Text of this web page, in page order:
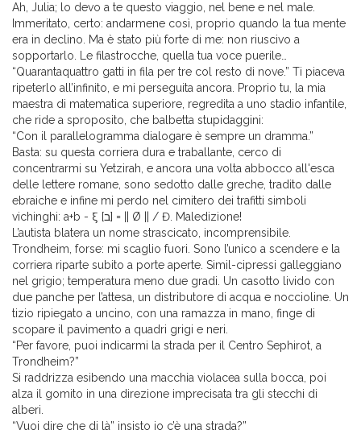
Ah, Julia; lo devo a te questo viaggio, nel bene e nel male.
Immeritato, certo: andarmene così, proprio quando la tua mente
era in declino. Ma è stato più forte di me: non riuscivo a
sopportarlo. Le filastrocche, quella tua voce puerile…
“Quarantaquattro gatti in fila per tre col resto di nove.” Ti piaceva
ripeterlo all’infinito, e mi perseguita ancora. Proprio tu, la mia
maestra di matematica superiore, regredita a uno stadio infantile,
che ride a sproposito, che balbetta stupidaggini:
“Con il parallelogramma dialogare è sempre un dramma.”
Basta: su questa corriera dura e traballante, cerco di
concentrarmi su Yetzirah, e ancora una volta abbocco all'esca
delle lettere romane, sono sedotto dalle greche, tradito dalle
ebraiche e infine mi perdo nel cimitero dei trafitti simboli
vichinghi: a+b - ξ [ב] = || Ø || / Đ. Maledizione!
L’autista blatera un nome strascicato, incomprensibile.
Trondheim, forse: mi scaglio fuori. Sono l’unico a scendere e la
corriera riparte subito a porte aperte. Simil-cipressi galleggiano
nel grigio; temperatura meno due gradi. Un casotto livido con
due panche per l’attesa, un distributore di acqua e noccioline. Un
tizio ripiegato a uncino, con una ramazza in mano, finge di
scopare il pavimento a quadri grigi e neri.
“Per favore, puoi indicarmi la strada per il Centro Sephirot, a
Trondheim?”
Si raddrizza esibendo una macchia violacea sulla bocca, poi
alza il gomito in una direzione imprecisata tra gli stecchi di
alberi.
“Vuoi dire che di là” insisto io c’è una strada?”